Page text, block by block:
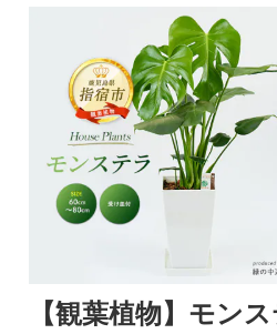
【観葉植物】モン